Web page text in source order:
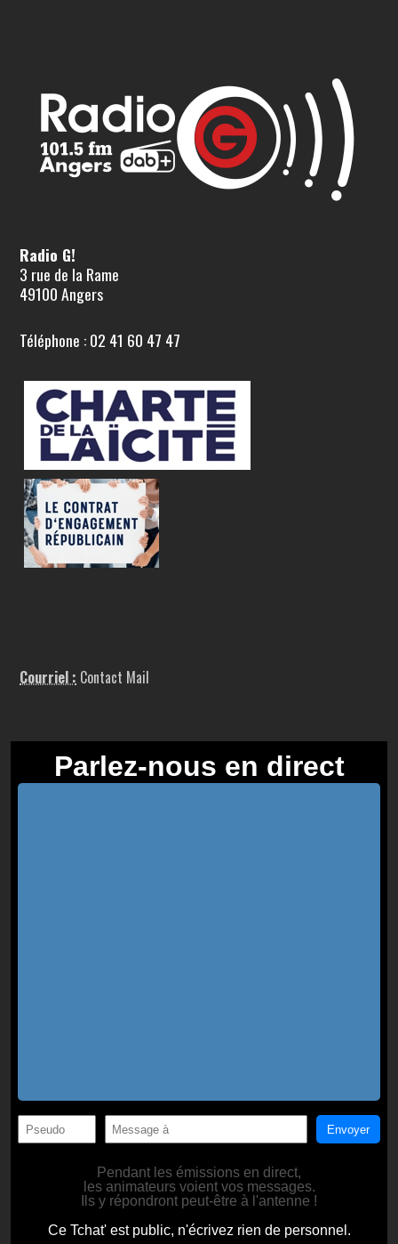
Radio G!
3 rue de la Rame
49100 Angers
Téléphone : 02 41 60 47 47
Courriel : Contact Mail